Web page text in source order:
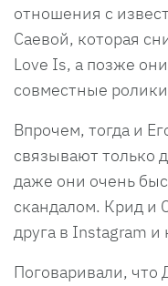
отношения с
Саевой, которая
Love Is, а позже
совместные ролики
Впрочем, тогда и
связывают только
даже они очень
скандалом. Крид и
друга в Instagram и
Поговаривали, что